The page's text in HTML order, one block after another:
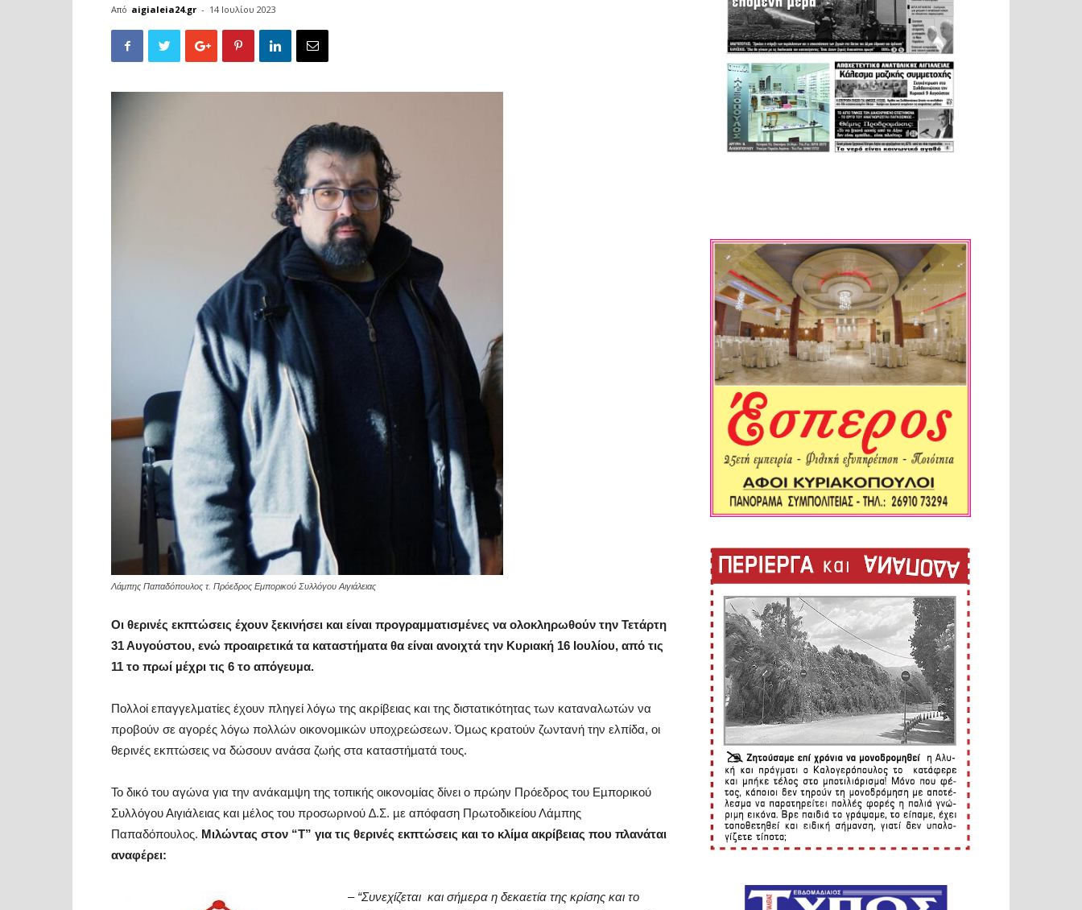
Από aigialeia24.gr - 14 Ιουλίου 2023
Λάμπης Παπαδόπουλος τ. Πρόεδρος Εμπορικού Συλλόγου Αιγιάλειας
Οι θερινές εκπτώσεις έχουν ξεκινήσει και είναι προγραµµατισµένες να ολοκληρωθούν την Τετάρτη
31 Αυγούστου, ενώ προαιρετικά τα καταστήµατα θα είναι ανοιχτά την Κυριακή 16 Ιουλίου, από τις
11 το πρωί µέχρι τις 6 το απόγευµα.
Πολλοί επαγγελµατίες έχουν πληγεί λόγω της ακρίβειας και της διστατικότητας των καταναλωτών να
προβούν σε αγορές λόγω πολλών οικονοµικών υποχρεώσεων. Όµως κρατούν ζωντανή την ελπίδα, οι
θερινές εκπτώσεις να δώσουν ανάσα ζωής στα καταστήµατά τους.
To δικό του αγώνα για την ανάκαµψη της τοπικής οικονοµίας δίνει ο πρώην Πρόεδρος του Εµπορικού
Συλλόγου Αιγιάλειας και µέλος του προσωρινού ∆.Σ. µε απόφαση Πρωτοδικείου Λάµπης
Παπαδόπουλος. Μιλώντας στον “Τ” για τις θερινές εκπτώσεις και το κλίµα ακρίβειας που πλανάται
αναφέρει:
–“Συνεχίζεται και σήµερα η δεκαετία της κρίσης και το